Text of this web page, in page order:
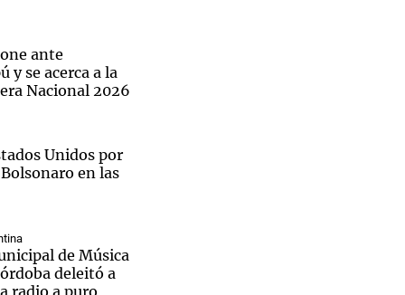
ante
y se acerca a la
Nacional 2026
Unidos por
en las
de Música
deleitó a
radio a puro